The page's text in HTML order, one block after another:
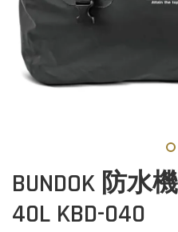
BUNDOK 防水
40L KBD-040